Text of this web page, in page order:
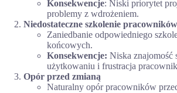
Konsekwencje: Niski priorytet
problemy z wdrożeniem.
Niedostateczne szkolenie pracowników
Zaniedbanie odpowiedniego
końcowych.
Konsekwencje: Niska znajomość
użytkowaniu i frustracja
Opór przed zmianą
Naturalny opór pracowników